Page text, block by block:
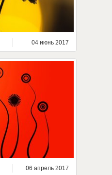
04 июнь 2017
06 апрель 2017